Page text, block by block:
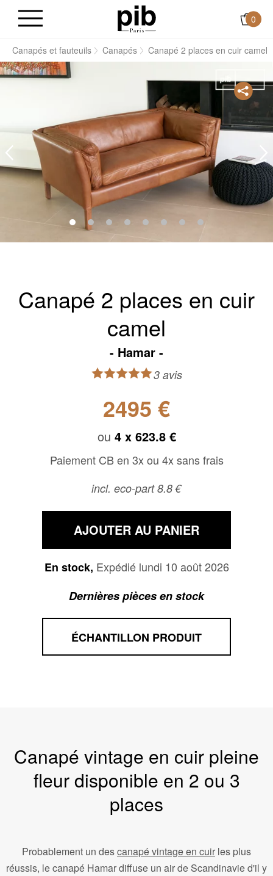
0
Canapés et fauteuils Canapés Canapé 2 places en cuir camel
Canapé 2 places en cuir
camel
Hamar
3 avis
2495 €
ou 4 x 623.8 €
Paiement CB en 3x ou 4x sans frais
incl. eco-part 8.8 €
AJOUTER AU PANIER
En stock, Expédié lundi 10 août 2026
Dernières pièces en stock
ÉCHANTILLON PRODUIT
Canapé vintage en cuir pleine
fleur disponible en 2 ou 3
places
Probablement un descanapé vintage en cuir les plus
réussis, le canapé Hamar diffuse un air de Scandinavie d'il y